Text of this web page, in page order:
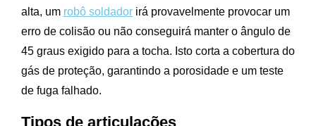
alta, um robô soldador irá provavelmente provocar um
erro de colisão ou não conseguirá manter o ângulo de
45 graus exigido para a tocha. Isto corta a cobertura do
gás de proteção, garantindo a porosidade e um teste
de fuga falhado.
Tipos de articulações